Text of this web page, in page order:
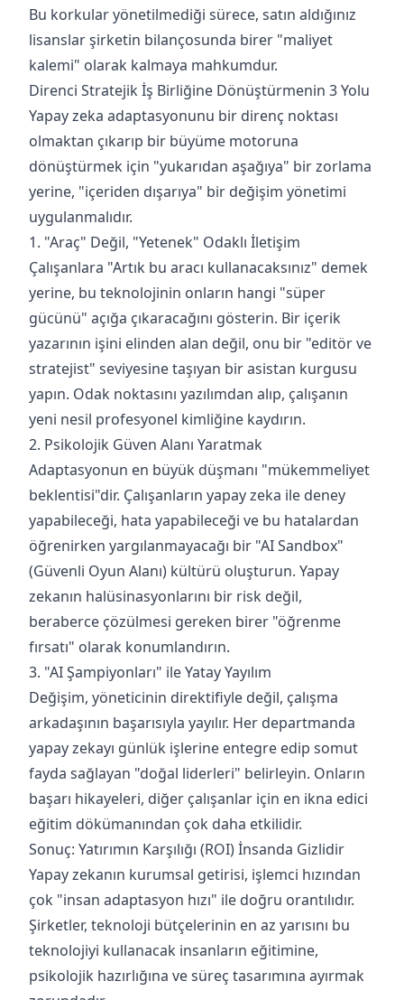
Bu korkular yönetilmediği sürece, satın aldığınız
lisanslar şirketin bilançosunda birer "maliyet
kalemi" olarak kalmaya mahkumdur.
Direnci Stratejik İş Birliğine Dönüştürmenin 3 Yolu
Yapay zeka adaptasyonunu bir direnç noktası
olmaktan çıkarıp bir büyüme motoruna
dönüştürmek için "yukarıdan aşağıya" bir zorlama
yerine, "içeriden dışarıya" bir değişim yönetimi
uygulanmalıdır.
1. "Araç" Değil, "Yetenek" Odaklı İletişim
Çalışanlara "Artık bu aracı kullanacaksınız" demek
yerine, bu teknolojinin onların hangi "süper
gücünü" açığa çıkaracağını gösterin. Bir içerik
yazarının işini elinden alan değil, onu bir "editör ve
stratejist" seviyesine taşıyan bir asistan kurgusu
yapın. Odak noktasını yazılımdan alıp, çalışanın
yeni nesil profesyonel kimliğine kaydırın.
2. Psikolojik Güven Alanı Yaratmak
Adaptasyonun en büyük düşmanı "mükemmeliyet
beklentisi"dir. Çalışanların yapay zeka ile deney
yapabileceği, hata yapabileceği ve bu hatalardan
öğrenirken yargılanmayacağı bir "AI Sandbox"
(Güvenli Oyun Alanı) kültürü oluşturun. Yapay
zekanın halüsinasyonlarını bir risk değil,
beraberce çözülmesi gereken birer "öğrenme
fırsatı" olarak konumlandırın.
3. "AI Şampiyonları" ile Yatay Yayılım
Değişim, yöneticinin direktifiyle değil, çalışma
arkadaşının başarısıyla yayılır. Her departmanda
yapay zekayı günlük işlerine entegre edip somut
fayda sağlayan "doğal liderleri" belirleyin. Onların
başarı hikayeleri, diğer çalışanlar için en ikna edici
eğitim dökümanından çok daha etkilidir.
Sonuç: Yatırımın Karşılığı (ROI) İnsanda Gizlidir
Yapay zekanın kurumsal getirisi, işlemci hızından
çok "insan adaptasyon hızı" ile doğru orantılıdır.
Şirketler, teknoloji bütçelerinin en az yarısını bu
teknolojiyi kullanacak insanların eğitimine,
psikolojik hazırlığına ve süreç tasarımına ayırmak